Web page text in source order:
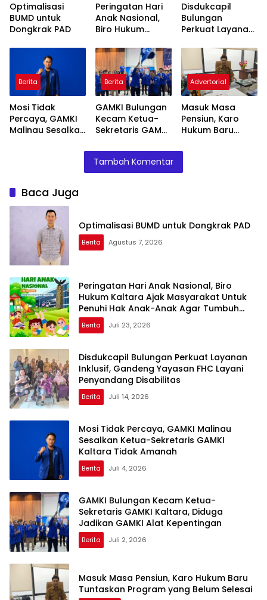
Optimalisasi
BUMD untuk
Dongkrak PAD
Peringatan Hari
Anak Nasional,
Biro Hukum
Masyarakat
Untuk Penuhi Hak
Anak-Anak Agar
Tumbuh Cerdas
dan Berkarakter
Disdukcapil
Bulungan
Perkuat Layanan
Yayasan FHC
Layani
Penyandang
Disabilitas
Berita
Mosi Tidak
Percaya, GAMKI
Malinau Sesalkan
Berita
GAMKI Bulungan
Kecam Ketua-
Sekretaris GAMKI
Jadikan GAMKI
Alat Kepentingan
Advertorial
Masuk Masa
Pensiun, Karo
Hukum Baru
Program yang
Tambah Komentar
Baca Juga
Optimalisasi BUMD untuk Dongkrak PAD
Berita Agustus 7, 2026
Peringatan Hari Anak Nasional, Biro
Hukum Kaltara Ajak Masyarakat Untuk
Penuhi Hak Anak-Anak Agar Tumbuh
Cerdas dan Berkarakter
Berita Juli 23, 2026
Disdukcapil Bulungan Perkuat Layanan
Inklusif, Gandeng Yayasan FHC Layani
Penyandang Disabilitas
Berita Juli 14, 2026
Mosi Tidak Percaya, GAMKI Malinau
Sesalkan Ketua-Sekretaris GAMKI
Kaltara Tidak Amanah
Berita Juli 4, 2026
GAMKI Bulungan Kecam Ketua-
Sekretaris GAMKI Kaltara, Diduga
Jadikan GAMKI Alat Kepentingan
Berita Juli 2, 2026
Masuk Masa Pensiun, Karo Hukum Baru
Tuntaskan Program yang Belum Selesai